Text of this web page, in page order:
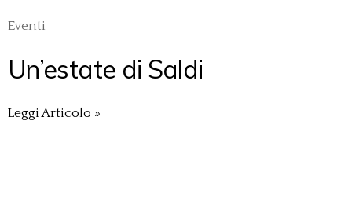
Eventi
Un’estate di Saldi
Leggi Articolo »